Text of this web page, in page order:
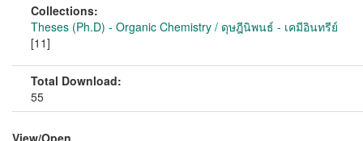
Collections:
Theses (Ph.D) - Organic Chemistry / ดุษฎีนิพนธ์ - เคมีอินทรีย์
[11]
Total Download:
55
View/Open